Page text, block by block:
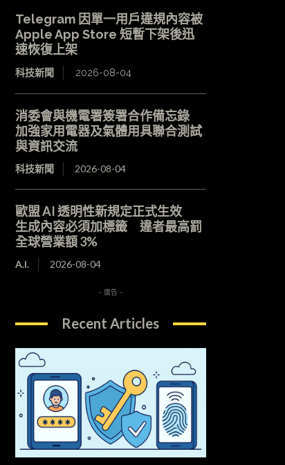
Telegram 因單一用戶違規內容被
Apple App Store 短暫下架後迅
速恢復上架
科技新聞 2026-08-04
消委會與機電署簽署合作備忘錄
加強家用電器及氣體用具聯合測試
與資訊交流
科技新聞 2026-08-04
歐盟 AI 透明性新規定正式生效
生成內容必須加標籤 違者最高罰
全球營業額 3%
A.I. 2026-08-04
- 廣告 -
Recent Articles